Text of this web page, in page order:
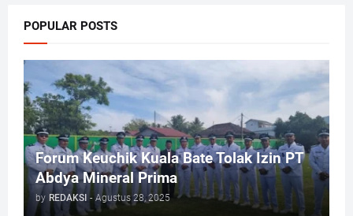
POPULAR POSTS
Forum Keuchik Kuala Bate Tolak Izin PT
Abdya Mineral Prima
by REDAKSI - Agustus 28, 2025